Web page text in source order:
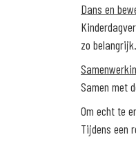
Dans en
zo belangrijk.
Samen met
Om echt te
Tijdens een